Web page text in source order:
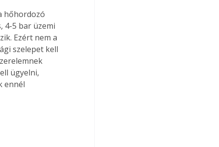
hőhordozó
4-5 bar üzemi
Ezért nem a
szelepet kell
ügyelni,
ennél